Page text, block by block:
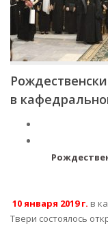
в
10 января 2019 г. в
Твери состоялось